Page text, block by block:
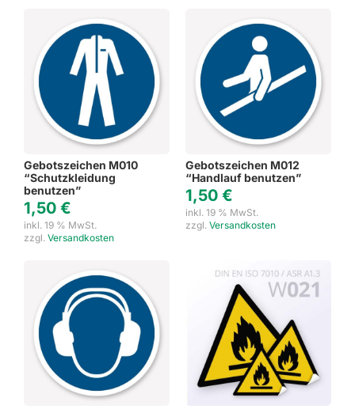
Gebotszeichen M010
“Schutzkleidung
benutzen”
1,50 €
inkl. 19 % MwSt.
zzgl. Versandkosten
Gebotszeichen M012
“Handlauf benutzen”
1,50 €
inkl. 19 % MwSt.
zzgl. Versandkosten